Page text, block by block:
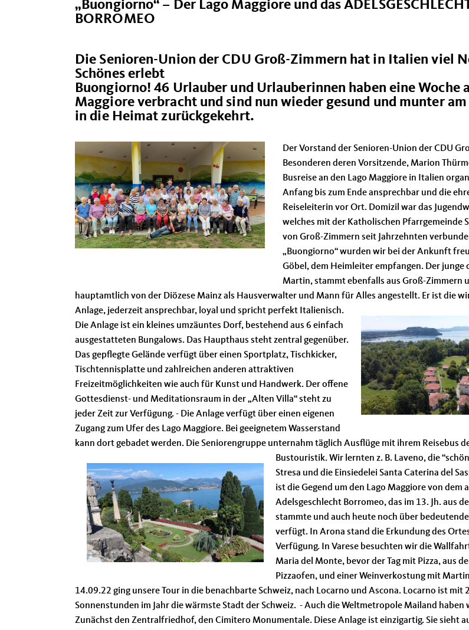
Buongiorno“ – Der Lago Maggiore und das
BORROMEO
Die Senioren-Union der CDU Groß-Zimmern hat in Italien viel
Schönes erlebt
Buongiorno! 46 Urlauber und Urlauberinnen haben eine Woche
Maggiore verbracht und sind nun wieder gesund und munter
in die Heimat zurückgekehrt.
Der Vorstand der Senioren-Union der CDU
Besonderen deren Vorsitzende, Marion
Busreise an den Lago Maggiore in Italien
Anfang bis zum Ende ansprechbar und die
Reiseleiterin vor Ort. Domizil war das
welches mit der Katholischen Pfarrgemeinde
von Groß-Zimmern seit Jahrzehnten
Buongiorno“ wurden wir bei der Ankunft
Göbel, dem Heimleiter empfangen. Der junge
Martin, stammt ebenfalls aus Groß-Zimmern
hauptamtlich von der Diözese Mainz als Hausverwalter und Mann für Alles angestellt. Er ist die
Anlage, jederzeit ansprechbar, loyal und spricht perfekt Italienisch.
Die Anlage ist ein kleines umzäuntes Dorf, bestehend aus 6 einfach
ausgestatteten Bungalows. Das Haupthaus steht zentral gegenüber.
Das gepflegte Gelände verfügt über einen Sportplatz, Tischkicker,
Tischtennisplatte und zahlreichen anderen attraktiven
Freizeitmöglichkeiten wie auch für Kunst und Handwerk. Der offene
Gottesdienst- und Meditationsraum in der „Alten Villa“ steht zu
jeder Zeit zur Verfügung. - Die Anlage verfügt über einen eigenen
Zugang zum Ufer des Lago Maggiore. Bei geeignetem Wasserstand
kann dort gebadet werden. Die Seniorengruppe unternahm täglich Ausflüge mit ihrem Reisebus
Bustouristik.Wir lernten z. B. Laveno, die
Stresa und die Einsiedelei Santa Caterina del
ist die Gegend um den Lago Maggiore von dem
Adelsgeschlecht Borromeo, das im 13. Jh. aus
stammte und auch heute noch über
verfügt. In Arona stand die Erkundung des
Verfügung. In Varese besuchten wir die
Maria del Monte, bevor der Tag mit Pizza, aus
Pizzaofen, und einer Weinverkostung mit
14.09.22 ging unsere Tour in die benachbarte Schweiz, nach Locarno und Ascona. Locarno ist mit
Sonnenstunden im Jahr die wärmste Stadt der Schweiz. - Auch die Weltmetropole Mailand haben
Zunächst den Zentralfriedhof, den Cimitero Monumentale. Diese Anlage ist einzigartig. Sie sieht